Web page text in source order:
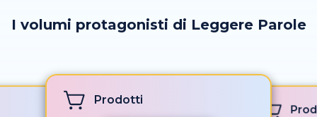
I volumi protagonisti di Leggere Parole
Prodotti